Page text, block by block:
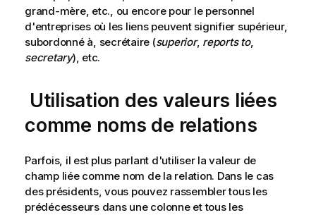
grand-mère, etc., ou encore pour le personnel
d'entreprises où les liens peuvent signifier supérieur,
subordonné à, secrétaire (superior, reports to,
secretary), etc.
Utilisation des valeurs liées
comme noms de relations
Parfois, il est plus parlant d'utiliser la valeur de
champ liée comme nom de la relation. Dans le cas
des présidents, vous pouvez rassembler tous les
prédécesseurs dans une colonne et tous les